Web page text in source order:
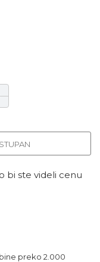
bi ste videli cenu
preko 2.000